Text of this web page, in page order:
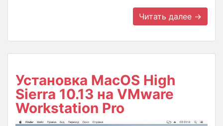
Читать далее →
Установка MacOS High
Sierra 10.13 на VMware
Workstation Pro